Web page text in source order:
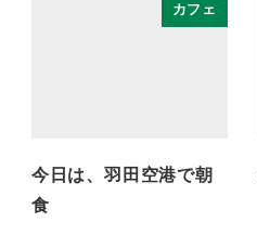
カフェ
今日は、羽田空港で朝
食